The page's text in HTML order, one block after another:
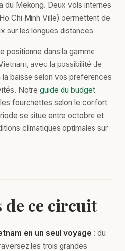
du Mekong. Deux vols internes
Chi Minh Ville) permettent de
sur les longues distances.
positionne dans la gamme
avec la possibilité de
la baisse selon vos preferences
Notre guide du budget
fourchettes selon le confort
se situe entre octobre et
climatiques optimales sur
de ce circuit
en un seul voyage : du
les trois grandes